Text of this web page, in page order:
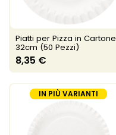
Piatti per Pizza in Cartone
32cm (50 Pezzi)
8,35 €
IN PIÙ VARIANTI